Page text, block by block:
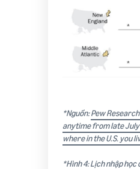
*Nguồn:Pew
anytime from late
where in the U.S. you
*Hình 4: Lịch nhập học